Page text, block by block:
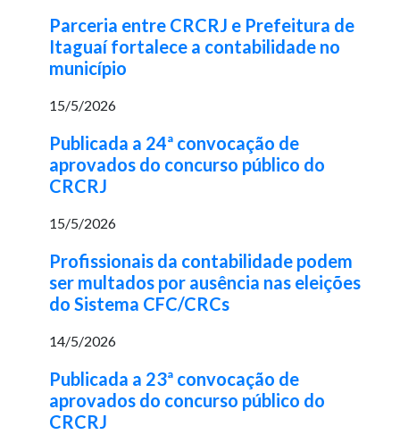
Parceria entre CRCRJ e Prefeitura de
Itaguaí fortalece a contabilidade no
município
15/5/2026
Publicada a 24ª convocação de
aprovados do concurso público do
CRCRJ
15/5/2026
Profissionais da contabilidade podem
ser multados por ausência nas eleições
do Sistema CFC/CRCs
14/5/2026
Publicada a 23ª convocação de
aprovados do concurso público do
CRCRJ